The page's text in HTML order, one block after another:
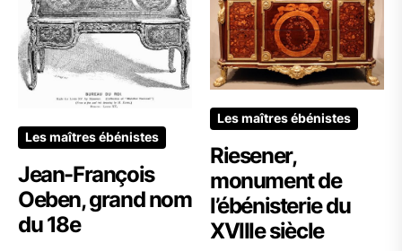
Les maîtres ébénistes
Jean-François
Oeben, grand nom
du 18e
Les maîtres ébénistes
Riesener,
monument de
l’ébénisterie du
XVIIIe siècle